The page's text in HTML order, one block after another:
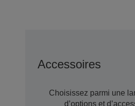
Accessoires
Choisissez parmi une
d’options et